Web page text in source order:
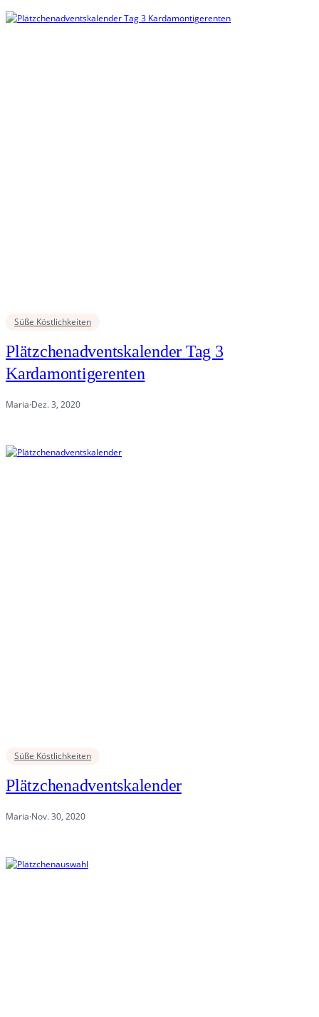
Süße Köstlichkeiten
Plätzchenadventskalender Tag 3
Kardamontigerenten
Maria·Dez. 3, 2020
Süße Köstlichkeiten
Plätzchenadventskalender
Maria·Nov. 30, 2020